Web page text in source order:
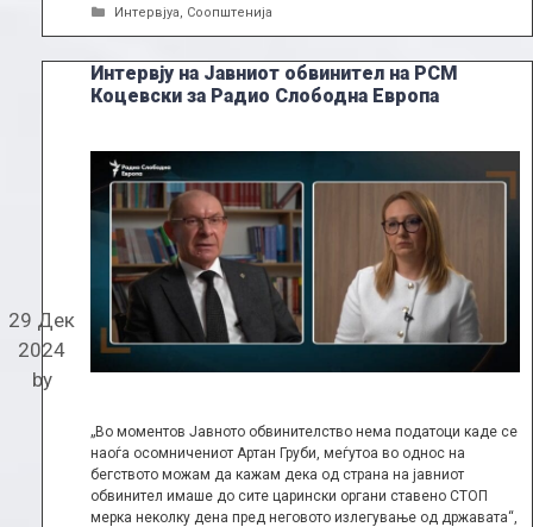
Categories
Интервјуа, Соопштенија
Интервју на Јавниот обвинител на РСМ
Коцевски за Радио Слободна Европа
29 Дек
2024
by
„Во моментов Јавното обвинителство нема податоци каде се
наоѓа осомничениот Артан Груби, меѓутоа во однос на
бегството можам да кажам дека од страна на јавниот
обвинител имаше до сите царински органи ставено СТОП
мерка неколку дена пред неговото излегување од државата“,